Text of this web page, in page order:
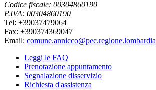
Codice fiscale: 00304860190
P.IVA: 00304860190
Tel: +39037479064
Fax: +390374369047
Email:
Leggi le FAQ
Prenotazione appuntamento
Segnalazione disservizio
Richiesta d'assistenza